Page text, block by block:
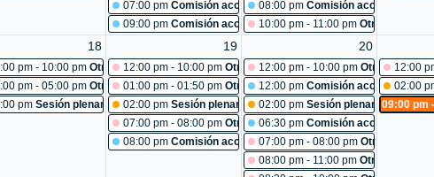
07:00 pm Comisión accidental:comisión de análisis
09:00 pm Comisión accidental:seguimiento al programa de
08:00 pm Comisión
10:00 pm - 11:00 pm Otras
18
pm - 10:00 pm Otras reuniones: pot
pm - 05:00 pm Otras reuniones: capacitación
pm Sesión plenaria No. 495
19
12:00 pm - 10:00 pm Otras reuniones: pot
01:00 pm - 01:50 pm Otras reuniones: reconocimiento a
02:00 pm Sesión plenaria No. 496
07:00 pm - 08:00 pm Otras reuniones: reconocimiento: la
08:00 pm Comisión accidental:turismo y entretenimiento
20
12:00 pm - 10:00 pm Otras
12:00 pm Comisión
02:00 pm Sesión plenaria No. 497
06:30 pm Comisión
07:00 pm - 08:00 pm Otras
08:00 pm - 11:00 pm Otras
12:00
02:00
09:00 pm